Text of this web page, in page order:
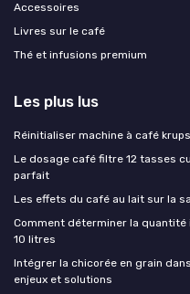
Accessoires
Livres sur le café
Thé et infusions premium
Les plus lus
Réinitialiser machine à café
Le dosage café filtre 12 tasses
parfait
Les effets du café au lait sur la
Comment déterminer la
10 litres
Intégrer la chicorée en grain
enjeux et solutions